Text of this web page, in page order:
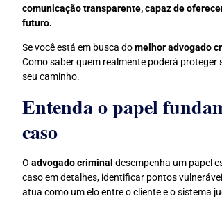
comunicação transparente, capaz de
futuro.
Se você está em busca domelhor advogado
Como saber quem realmente poderá
seu caminho.
Entenda o papel
caso
O advogado criminal desempenha um papel
caso em detalhes, identificar pontos
atua como um elo entre o cliente e o sistema